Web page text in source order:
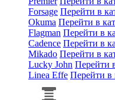
Forsage Перейти в
Okuma Перейти в
Flagman Перейти в
Cadence Перейти в
Mikado Перейти в
Lucky John Перейти
Linea Effe Перейти в